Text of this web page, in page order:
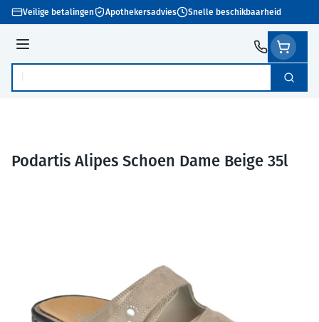
Ga naar de inhoud
Veilige betalingen Apothekersadvies Snelle beschikbaarheid
Menu
Product, merk, categorie... Zoek
Podartis Alipes Schoen Dame Beige 35l